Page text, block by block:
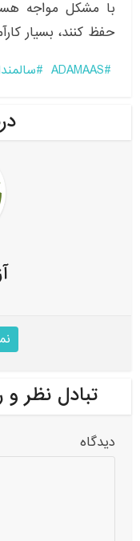
با مشکل مواجه
حفظ کنند، بسیار
ADAMAAS
تبادل نظر
دیدگاه